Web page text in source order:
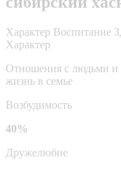
Характер Воспитание
Характер
Отношения с людьми и
жизнь в семье
Возбудимость
40%
Дружелюбие